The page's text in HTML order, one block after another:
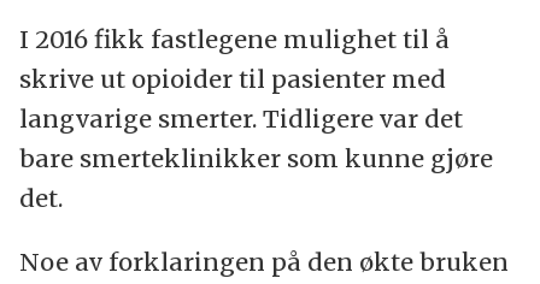
I 2016 fikk fastlegene mulighet til å
skrive ut opioider til pasienter med
langvarige smerter. Tidligere var det
bare smerteklinikker som kunne gjøre
det.
Noe av forklaringen på den økte bruken